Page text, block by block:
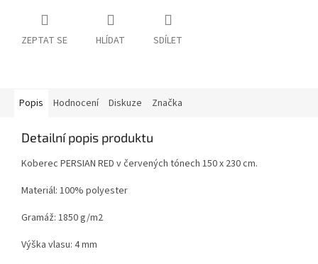
ZEPTAT SE HLÍDAT SDÍLET
Popis Hodnocení Diskuze Značka
Detailní popis produktu
Koberec PERSIAN RED v červených tónech 150 x 230 cm.
Materiál: 100% polyester
Gramáž: 1850 g/m2
Výška vlasu: 4 mm